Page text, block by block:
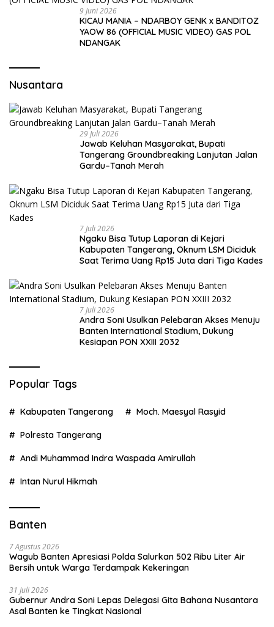
9 Juni 2026
KICAU MANIA – NDARBOY GENK x BANDITOZ
YAOW 86 (OFFICIAL MUSIC VIDEO) GAS POL
NDANGAK
Nusantara
29 Juli 2026
Jawab Keluhan Masyarakat, Bupati
Tangerang Groundbreaking Lanjutan Jalan
Gardu–Tanah Merah
7 Juli 2026
Ngaku Bisa Tutup Laporan di Kejari
Kabupaten Tangerang, Oknum LSM Diciduk
Saat Terima Uang Rp15 Juta dari Tiga Kades
7 Juli 2026
Andra Soni Usulkan Pelebaran Akses Menuju
Banten International Stadium, Dukung
Kesiapan PON XXIII 2032
Popular Tags
Kabupaten Tangerang Moch. Maesyal Rasyid
Polresta Tangerang
Andi Muhammad Indra Waspada Amirullah
Intan Nurul Hikmah
Banten
7 Agustus 2026
Wagub Banten Apresiasi Polda Salurkan 502 Ribu Liter Air
Bersih untuk Warga Terdampak Kekeringan
31 Juli 2026
Gubernur Andra Soni Lepas Delegasi Gita Bahana Nusantara
Asal Banten ke Tingkat Nasional